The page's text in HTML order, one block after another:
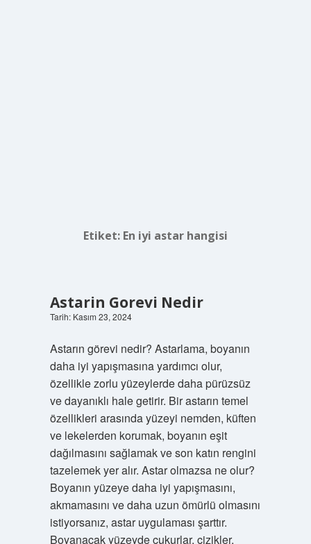
Etiket: En iyi astar hangisi
Astarin Gorevi Nedir
Tarih: Kasım 23, 2024
Astarın görevi nedir? Astarlama, boyanın
daha iyi yapışmasına yardımcı olur,
özellikle zorlu yüzeylerde daha pürüzsüz
ve dayanıklı hale getirir. Bir astarın temel
özellikleri arasında yüzeyi nemden, küften
ve lekelerden korumak, boyanın eşit
dağılmasını sağlamak ve son katın rengini
tazelemek yer alır. Astar olmazsa ne olur?
Boyanın yüzeye daha iyi yapışmasını,
akmamasını ve daha uzun ömürlü olmasını
istiyorsanız, astar uygulaması şarttır.
Boyanacak yüzeyde çukurlar, çizikler,